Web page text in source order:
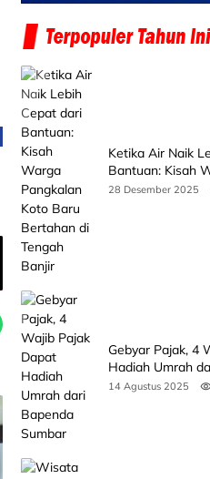
Ketika Air Naik
Bantuan: Kisah
Koto Baru
28 Desember 2025
Gebyar Pajak, 4
Hadiah Umrah
Sumbar
14 Agustus 2025